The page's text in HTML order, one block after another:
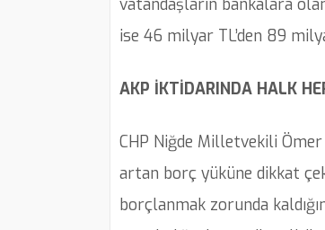
vatandaşların bankalara
ise 46 milyar TL’den 89
AKP İKTİDARINDA HALK
CHP Niğde Milletvekili
artan borç yüküne dikkat
borçlanmak zorunda